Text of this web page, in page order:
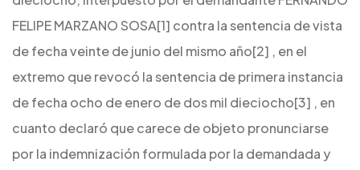
FELIPE MARZANO SOSA[1] contra la sentencia de vista
de fecha veinte de junio del mismo año[2] , en el
extremo que revocó la sentencia de primera instancia
de fecha ocho de enero de dos mil dieciocho[3] , en
cuanto declaró que carece de objeto pronunciarse
por la indemnización formulada por la demandada y